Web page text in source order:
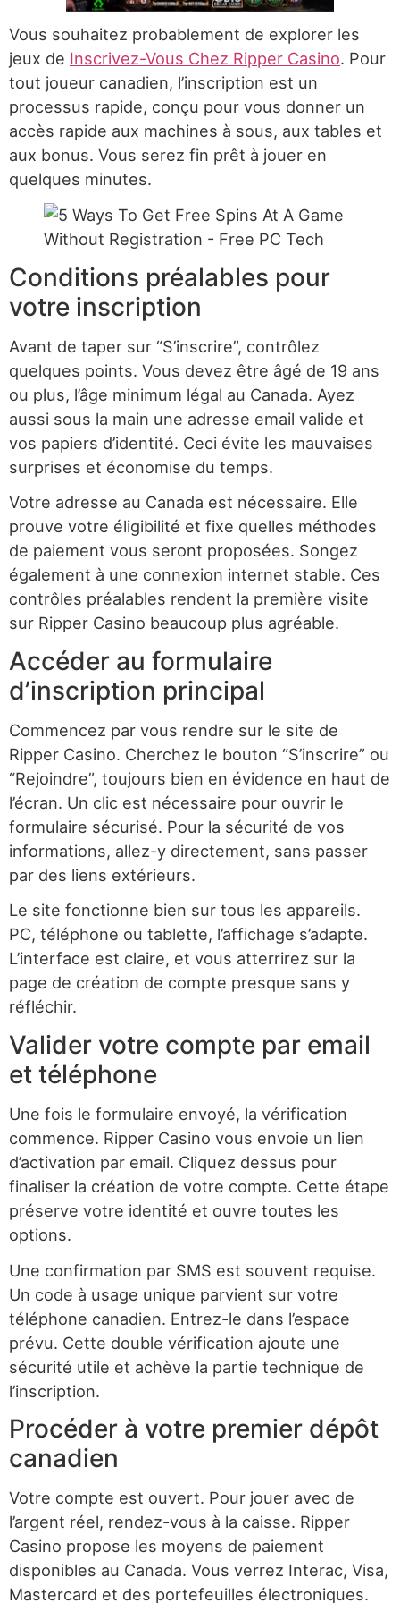
Vous souhaitez probablement de explorer les
jeux de Inscrivez-Vous Chez Ripper Casino. Pour
tout joueur canadien, l’inscription est un
processus rapide, conçu pour vous donner un
accès rapide aux machines à sous, aux tables et
aux bonus. Vous serez fin prêt à jouer en
quelques minutes.
Conditions préalables pour
votre inscription
Avant de taper sur “S’inscrire”, contrôlez
quelques points. Vous devez être âgé de 19 ans
ou plus, l’âge minimum légal au Canada. Ayez
aussi sous la main une adresse email valide et
vos papiers d’identité. Ceci évite les mauvaises
surprises et économise du temps.
Votre adresse au Canada est nécessaire. Elle
prouve votre éligibilité et fixe quelles méthodes
de paiement vous seront proposées. Songez
également à une connexion internet stable. Ces
contrôles préalables rendent la première visite
sur Ripper Casino beaucoup plus agréable.
Accéder au formulaire
d’inscription principal
Commencez par vous rendre sur le site de
Ripper Casino. Cherchez le bouton “S’inscrire” ou
“Rejoindre”, toujours bien en évidence en haut de
l’écran. Un clic est nécessaire pour ouvrir le
formulaire sécurisé. Pour la sécurité de vos
informations, allez-y directement, sans passer
par des liens extérieurs.
Le site fonctionne bien sur tous les appareils.
PC, téléphone ou tablette, l’affichage s’adapte.
L’interface est claire, et vous atterrirez sur la
page de création de compte presque sans y
réfléchir.
Valider votre compte par email
et téléphone
Une fois le formulaire envoyé, la vérification
commence. Ripper Casino vous envoie un lien
d’activation par email. Cliquez dessus pour
finaliser la création de votre compte. Cette étape
préserve votre identité et ouvre toutes les
options.
Une confirmation par SMS est souvent requise.
Un code à usage unique parvient sur votre
téléphone canadien. Entrez-le dans l’espace
prévu. Cette double vérification ajoute une
sécurité utile et achève la partie technique de
l’inscription.
Procéder à votre premier dépôt
canadien
Votre compte est ouvert. Pour jouer avec de
l’argent réel, rendez-vous à la caisse. Ripper
Casino propose les moyens de paiement
disponibles au Canada. Vous verrez Interac, Visa,
Mastercard et des portefeuilles électroniques.